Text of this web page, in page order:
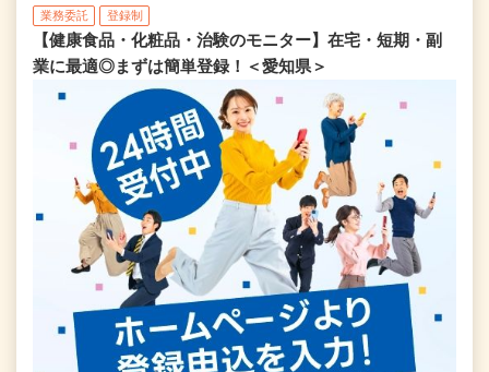
業務委託 登録制
【健康食品・化粧品・治験のモニター】在宅・短期・副
業に最適◎まずは簡単登録！＜愛知県＞